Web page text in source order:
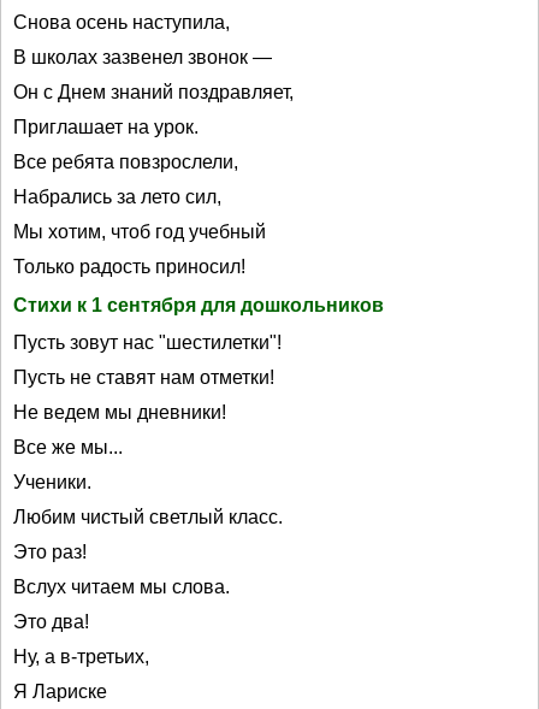
Снова осень наступила,
В школах зазвенел звонок —
Он с Днем знаний поздравляет,
Приглашает на урок.
Все ребята повзрослели,
Набрались за лето сил,
Мы хотим, чтоб год учебный
Только радость приносил!
Стихи к 1 сентября для дошкольников
Пусть зовут нас "шестилетки"!
Пусть не ставят нам отметки!
Не ведем мы дневники!
Все же мы...
Ученики.
Любим чистый светлый класс.
Это раз!
Вслух читаем мы слова.
Это два!
Ну, а в-третьих,
Я Лариске